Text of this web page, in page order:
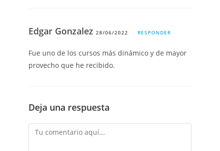
Edgar Gonzalez28/06/2022 RESPONDER
Fue uno de los cursos más dinámico y de mayor
provecho que he recibido.
Deja una respuesta